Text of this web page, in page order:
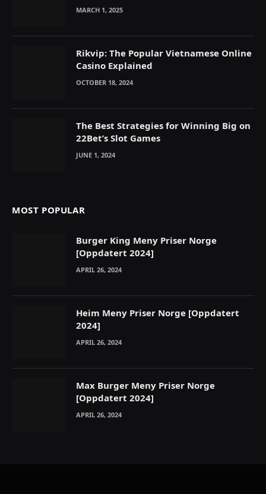
MARCH 1, 2025
Rikvip: The Popular Vietnamese Online
Casino Explained
OCTOBER 18, 2024
The Best Strategies for Winning Big on
22Bet’s Slot Games
JUNE 1, 2024
MOST POPULAR
Burger King Meny Priser Norge
[Oppdatert 2024]
APRIL 26, 2024
Heim Meny Priser Norge [Oppdatert
2024]
APRIL 26, 2024
Max Burger Meny Priser Norge
[Oppdatert 2024]
APRIL 26, 2024